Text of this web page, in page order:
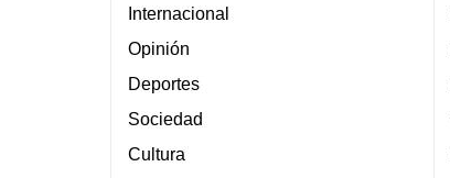
Internacional
Opinión
Deportes
Sociedad
Cultura